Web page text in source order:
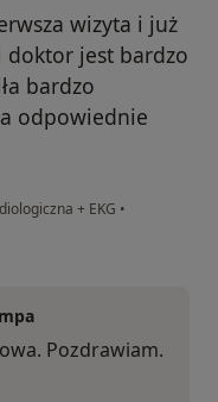
wizyta i już
doktor jest bardzo
bardzo
odpowiednie
+ EKG •
Pozdrawiam.